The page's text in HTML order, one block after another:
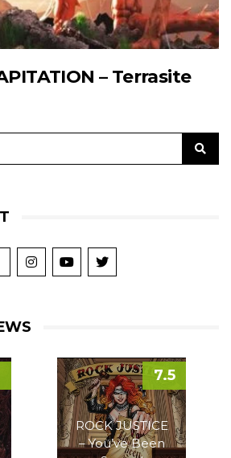
– Terrasite
ROCK JUSTICE
– You’ve Been
7.5